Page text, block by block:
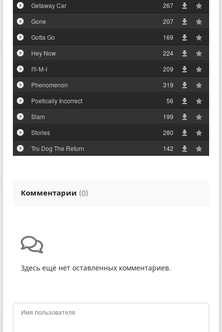
Getaway Car
267
Gone
207
Gotta Go
169
Hey Now
224
I'll-M-I
209
Phenomenon
319
Poetically Incorrect
56
Slam
199
Stories
280
Tru Dog The Return
142
Комментарии (0)
Здесь ещё нет оставленных комментариев.
Имя пользователя